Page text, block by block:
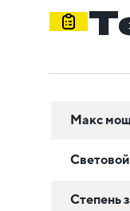
Макс
Степень